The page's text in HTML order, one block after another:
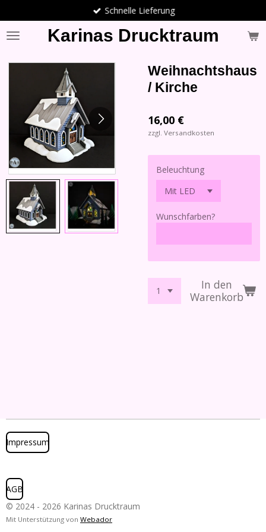
Hauptinhalt
springen
Karinas Drucktraum
Schnelle Lieferung
Weihnachtshaus
/ Kirche
16,00 €
zzgl. Versandkosten
Beleuchtung
Wunschfarben?
In den
Warenkorb
Impressum
AGB
© 2024 - 2026 Karinas Drucktraum
Mit Unterstützung von Webador